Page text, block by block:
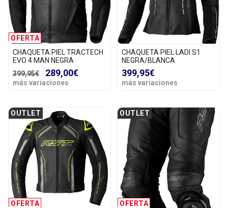
OFERTA
CHAQUETA PIEL TRACTECH
EVO 4 MAN NEGRA
399,95€
289,00€
más variaciones
CHAQUETA PIEL LADI S1
NEGRA/BLANCA
399,95€
más variaciones
OFERTA
OUTLET
OFERTA
OUTLET